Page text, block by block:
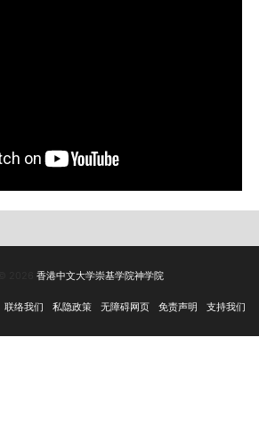
香港中文大学崇基学院神学院
支持我们
免责声明
无障碍网页
私隐政策
联络我们